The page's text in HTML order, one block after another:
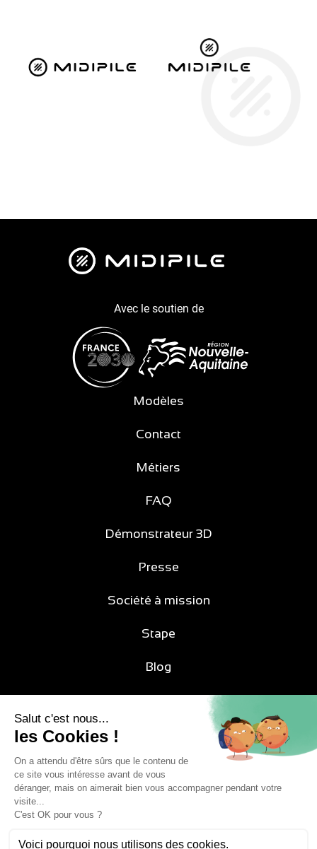
Avec le soutien de
Modèles
Contact
Métiers
FAQ
Démonstrateur 3D
Presse
Société à mission
Stape
Blog
Suivez-nous sur les réseaux
Inscription newsletter